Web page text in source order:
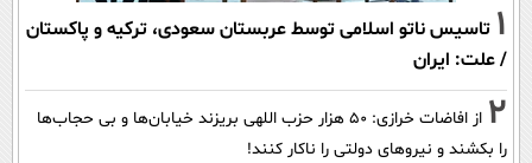
1 تاسیس ناتو اسلامی توسط عربستان سعودی، ترکیه و پاکستان
/ علت: ایران
2
از افاضات خرازی: ۵۰ هزار حزب اللهی بریزند خیابان‌ها و بی حجاب‌ها
را بکشند و نیرو‌های دولتی را ناکار کنند!